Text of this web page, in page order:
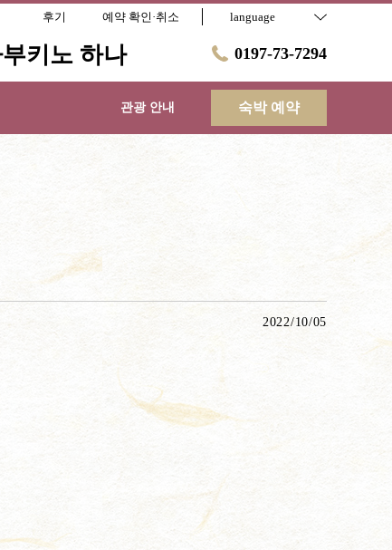
후기 예약 확인·취소 language
키노 하나 0197-73-7294
관광 안내 숙박 예약
2022/10/05